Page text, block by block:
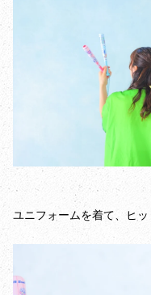
ユニフォームを着て、ヒ